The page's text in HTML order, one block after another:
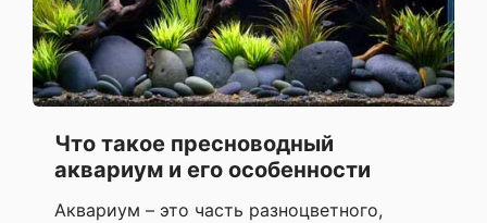
Что такое пресноводный
аквариум и его особенности
Аквариум – это часть разноцветного,